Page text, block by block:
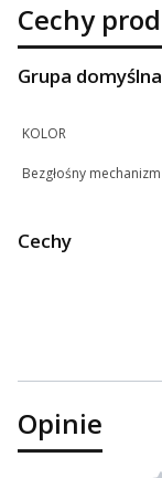
Cechy
Grupa domyślna
KOLOR
Bezgłośny mechanizm
Cechy
Opinie